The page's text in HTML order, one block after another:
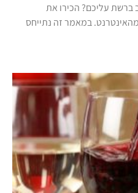
ברשת עליכם? הכירו את
במאמר זה נתייחס